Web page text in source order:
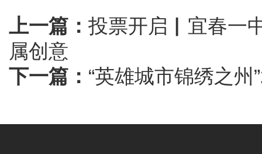
上一篇： 投票开启▏宜春一
属创意
下一篇： “英雄城市锦绣之